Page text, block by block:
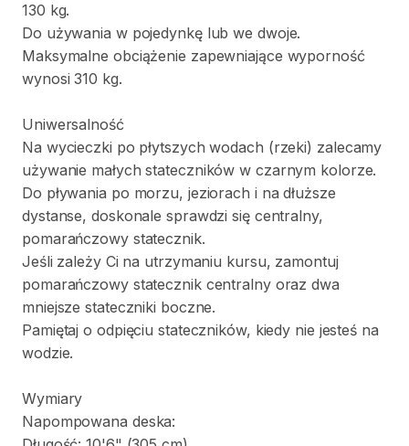
130 kg.
Do używania w pojedynkę lub we dwoje.
Maksymalne obciążenie zapewniające wyporność
wynosi 310 kg.
Uniwersalność
Na wycieczki po płytszych wodach (rzeki) zalecamy
używanie małych stateczników w czarnym kolorze.
Do pływania po morzu​,​ jeziorach i na dłuższe
dystanse​,​ doskonale sprawdzi się centralny​,​
pomarańczowy statecznik.
Jeśli zależy Ci na utrzymaniu kursu​,​ zamontuj
pomarańczowy statecznik centralny oraz dwa
mniejsze stateczniki boczne.
Pamiętaj o odpięciu stateczników​,​ kiedy nie jesteś na
wodzie.
Wymiary
Napompowana deska: